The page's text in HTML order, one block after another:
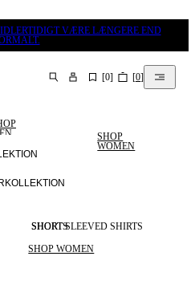
VÆRE LÆNGERE END
SØG [0] [0]
SHOP
WOMEN
SHORTS
SHORT SLEEVED SHIRTS
SHOP WOMEN